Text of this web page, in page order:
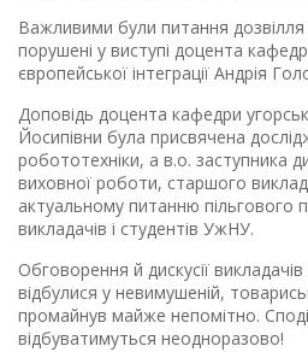
Важливими були питання дозвілля
порушені у виступі доцента
європейської інтеграції Андрія
Доповідь доцента кафедри
Йосипівни була присвячена
робототехніки, а в.о. заступника
виховної роботи, старшого
актуальному питанню пільгового
викладачів і студентів УжНУ.
Обговорення й дискусії
відбулися у невимушеній,
промайнув майже непомітно.
відбуватимуться неодноразово!